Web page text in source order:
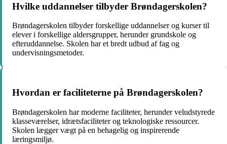
Hvilke uddannelser tilbyder Brøndagerskolen?
Brøndagerskolen tilbyder forskellige uddannelser og kurser til
elever i forskellige aldersgrupper, herunder grundskole og
efteruddannelse. Skolen har et bredt udbud af fag og
undervisningsmetoder.
Hvordan er faciliteterne på Brøndagerskolen?
Brøndagerskolen har moderne faciliteter, herunder veludstyrede
klasseværelser, idrætsfaciliteter og teknologiske ressourcer.
Skolen lægger vægt på en behagelig og inspirerende
læringsmiljø.